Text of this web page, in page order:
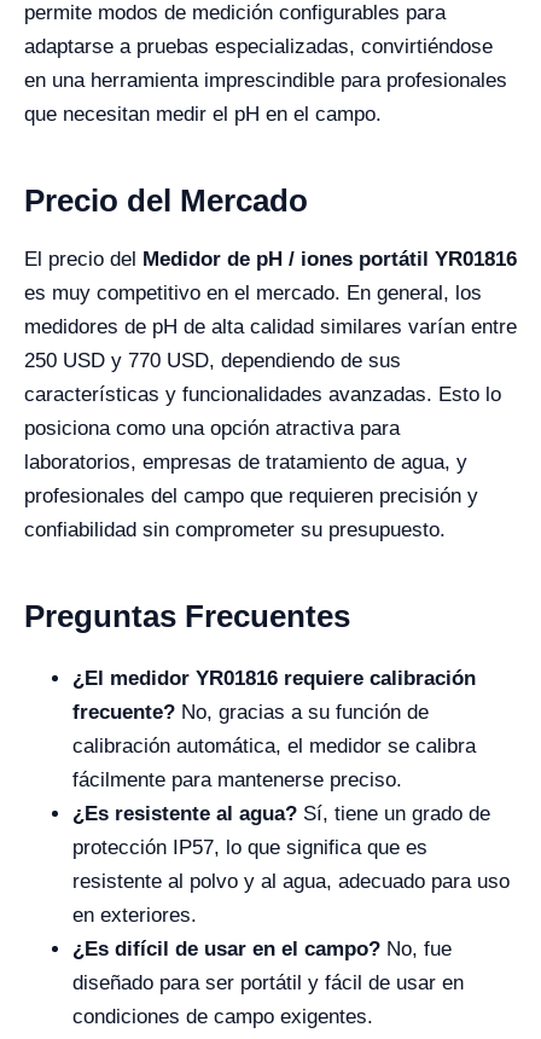
permite modos de medición configurables para
adaptarse a pruebas especializadas, convirtiéndose
en una herramienta imprescindible para profesionales
que necesitan medir el pH en el campo.
Precio del Mercado
El precio del Medidor de pH / iones portátil YR01816
es muy competitivo en el mercado. En general, los
medidores de pH de alta calidad similares varían entre
250 USD y 770 USD, dependiendo de sus
características y funcionalidades avanzadas. Esto lo
posiciona como una opción atractiva para
laboratorios, empresas de tratamiento de agua, y
profesionales del campo que requieren precisión y
confiabilidad sin comprometer su presupuesto.
Preguntas Frecuentes
¿El medidor YR01816 requiere calibración
frecuente? No, gracias a su función de
calibración automática, el medidor se calibra
fácilmente para mantenerse preciso.
¿Es resistente al agua? Sí, tiene un grado de
protección IP57, lo que significa que es
resistente al polvo y al agua, adecuado para uso
en exteriores.
¿Es difícil de usar en el campo? No, fue
diseñado para ser portátil y fácil de usar en
condiciones de campo exigentes.